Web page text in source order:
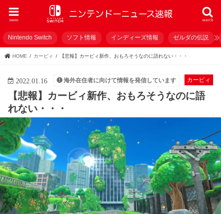
search
menu
Nintendo Switch ソフト情報 インディーズ情報 ゼルダの伝説
HOME カービィ 【悲報】カービィ新作、おもろそうなのに語れない・・・
カービィ
2022.01.16 海外在住者に向けて情報を発信しています
【悲報】カービィ新作、おもろそうなのに語
れない・・・